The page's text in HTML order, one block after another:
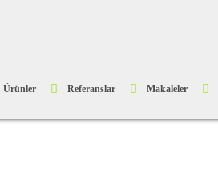
Ürünler Referanslar Makaleler